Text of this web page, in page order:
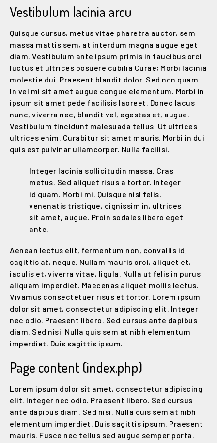
Vestibulum lacinia arcu
Quisque cursus, metus vitae pharetra auctor, sem
massa mattis sem, at interdum magna augue eget
diam. Vestibulum ante ipsum primis in faucibus orci
luctus et ultrices posuere cubilia Curae; Morbi lacinia
molestie dui. Praesent blandit dolor. Sed non quam.
In vel mi sit amet augue congue elementum. Morbi in
ipsum sit amet pede facilisis laoreet. Donec lacus
nunc, viverra nec, blandit vel, egestas et, augue.
Vestibulum tincidunt malesuada tellus. Ut ultrices
ultrices enim. Curabitur sit amet mauris. Morbi in dui
quis est pulvinar ullamcorper. Nulla facilisi.
Integer lacinia sollicitudin massa. Cras
metus. Sed aliquet risus a tortor. Integer
id quam. Morbi mi. Quisque nisl felis,
venenatis tristique, dignissim in, ultrices
sit amet, augue. Proin sodales libero eget
ante.
Aenean lectus elit, fermentum non, convallis id,
sagittis at, neque. Nullam mauris orci, aliquet et,
iaculis et, viverra vitae, ligula. Nulla ut felis in purus
aliquam imperdiet. Maecenas aliquet mollis lectus.
Vivamus consectetuer risus et tortor. Lorem ipsum
dolor sit amet, consectetur adipiscing elit. Integer
nec odio. Praesent libero. Sed cursus ante dapibus
diam. Sed nisi. Nulla quis sem at nibh elementum
imperdiet. Duis sagittis ipsum.
Page content (index.php)
Lorem ipsum dolor sit amet, consectetur adipiscing
elit. Integer nec odio. Praesent libero. Sed cursus
ante dapibus diam. Sed nisi. Nulla quis sem at nibh
elementum imperdiet. Duis sagittis ipsum. Praesent
mauris. Fusce nec tellus sed augue semper porta.